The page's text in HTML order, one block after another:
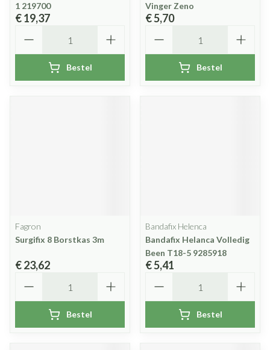
1 219700
€ 19,37
Bestel
Vinger Zeno
€ 5,70
Bestel
Fagron
Surgifix 8 Borstkas 3m
€ 23,62
Bestel
Bandafix Helenca
Bandafix Helanca Volledig
Been T18-5 9285918
€ 5,41
Bestel